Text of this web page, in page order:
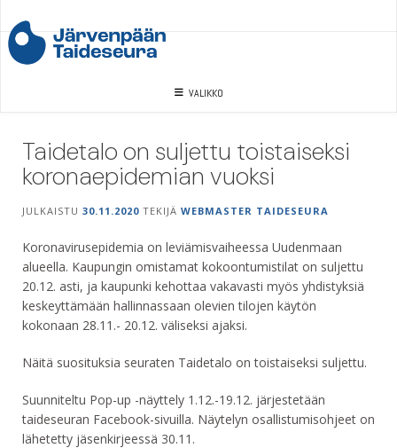
to
content
VALIKKO
Taidetalo on suljettu toistaiseksi
koronaepidemian vuoksi
JULKAISTU 30.11.2020 TEKIJÄ WEBMASTER TAIDESEURA
Koronavirusepidemia on leviämisvaiheessa Uudenmaan
alueella. Kaupungin omistamat kokoontumistilat on suljettu
20.12. asti, ja kaupunki kehottaa vakavasti myös yhdistyksiä
keskeyttämään hallinnassaan olevien tilojen käytön
kokonaan 28.11.- 20.12. väliseksi ajaksi.
Näitä suosituksia seuraten Taidetalo on toistaiseksi suljettu.
Suunniteltu Pop-up -näyttely 1.12.-19.12. järjestetään
taideseuran Facebook-sivuilla. Näytelyn osallistumisohjeet on
lähetetty jäsenkirjeessä 30.11.